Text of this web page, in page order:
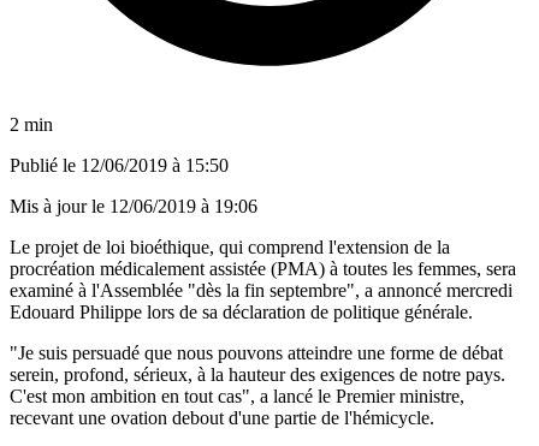
2 min
Publié le 12/06/2019 à 15:50
Mis à jour le 12/06/2019 à 19:06
Le projet de loi bioéthique, qui comprend l'extension de la
procréation médicalement assistée (PMA) à toutes les femmes, sera
examiné à l'Assemblée "dès la fin septembre", a annoncé mercredi
Edouard Philippe lors de sa déclaration de politique générale.
"Je suis persuadé que nous pouvons atteindre une forme de débat
serein, profond, sérieux, à la hauteur des exigences de notre pays.
C'est mon ambition en tout cas", a lancé le Premier ministre,
recevant une ovation debout d'une partie de l'hémicycle.